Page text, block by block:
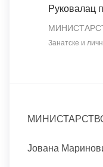
Руковалац
Занатске и
Јована